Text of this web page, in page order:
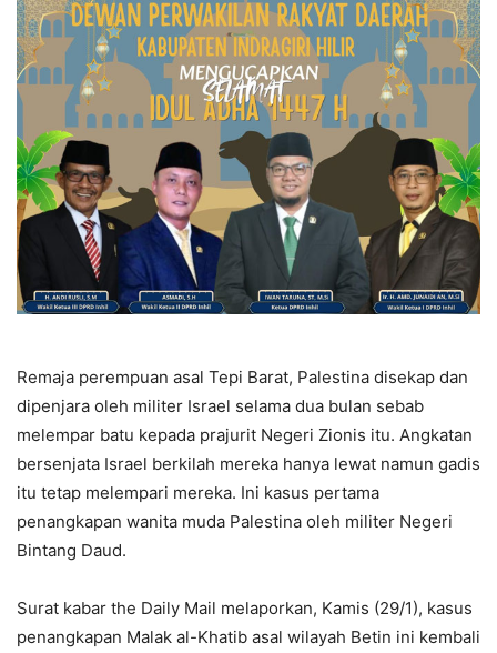
Remaja perempuan asal Tepi Barat, Palestina disekap dan
dipenjara oleh militer Israel selama dua bulan sebab
melempar batu kepada prajurit Negeri Zionis itu. Angkatan
bersenjata Israel berkilah mereka hanya lewat namun gadis
itu tetap melempari mereka. Ini kasus pertama
penangkapan wanita muda Palestina oleh militer Negeri
Bintang Daud.
Surat kabar the Daily Mail melaporkan, Kamis (29/1), kasus
penangkapan Malak al-Khatib asal wilayah Betin ini kembali